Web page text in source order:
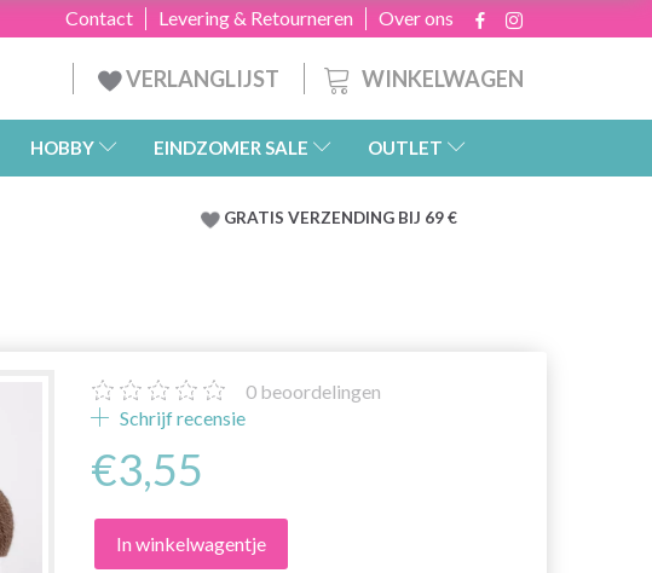
Over ons
Levering & Retourneren
Contact
WINKELWAGEN
VERLANGLIJST
HOBBY EINDZOMER SALE OUTLET
GRATIS VERZENDING BIJ 69 €
0 beoordelingen
Schrijf recensie
€3,55
In winkelwagentje